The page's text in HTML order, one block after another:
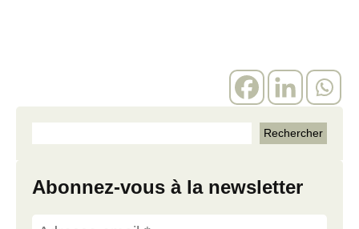
Abonnez-vous à la newsletter